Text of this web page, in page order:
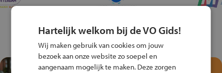
Hartelijk welkom bij de VO Gids!
Wij maken gebruik van cookies om jouw
bezoek aan onze website zo soepel en
aangenaam mogelijk te maken. Deze zorgen